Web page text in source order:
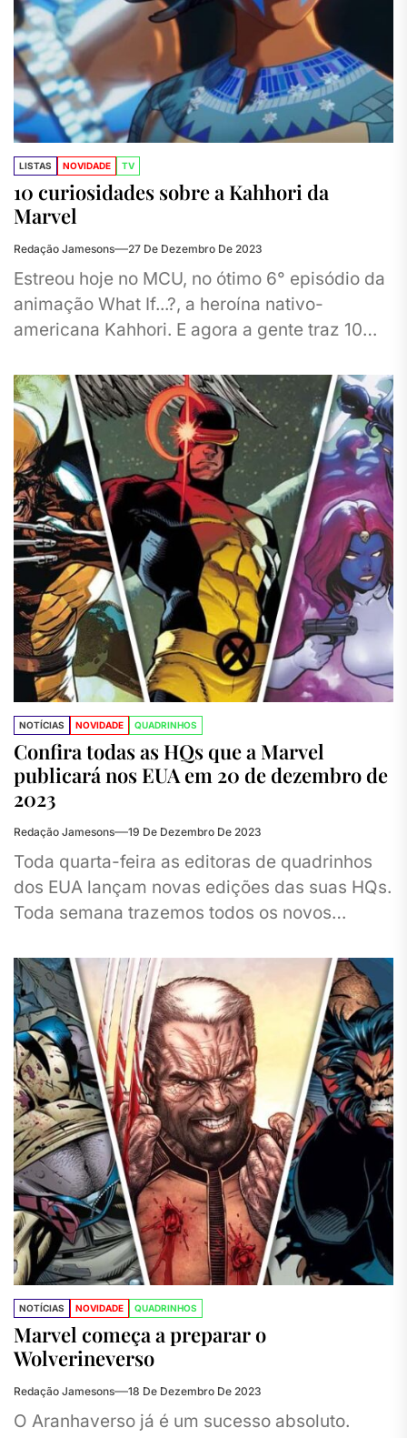
LISTAS NOVIDADE TV
10 curiosidades sobre a Kahhori da
Marvel
Redação Jamesons 27 De Dezembro De 2023
Estreou hoje no MCU, no ótimo 6° episódio da
animação What If...?, a heroína nativo-
americana Kahhori. E agora a gente traz 10
NOTÍCIAS NOVIDADE QUADRINHOS
Confira todas as HQs que a Marvel
publicará nos EUA em 20 de dezembro de
2023
Redação Jamesons 19 De Dezembro De 2023
Toda quarta-feira as editoras de quadrinhos
dos EUA lançam novas edições das suas HQs.
Toda semana trazemos todos os novos
você...
NOTÍCIAS NOVIDADE QUADRINHOS
Marvel começa a preparar o
Wolverineverso
Redação Jamesons 18 De Dezembro De 2023
O Aranhaverso já é um sucesso absoluto.